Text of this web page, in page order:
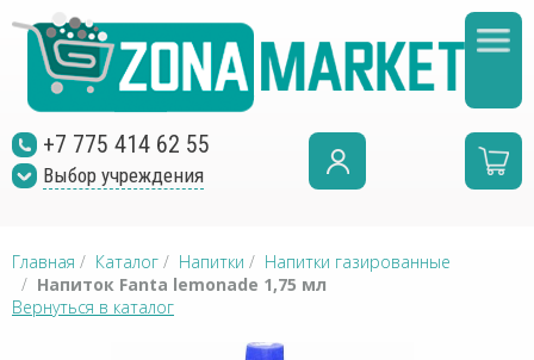
+7 775 414 62 55
Выбор учреждения
Главная / Каталог / Напитки / Напитки газированные
/ Напиток Fanta lemonade 1,75 мл
Вернуться в каталог